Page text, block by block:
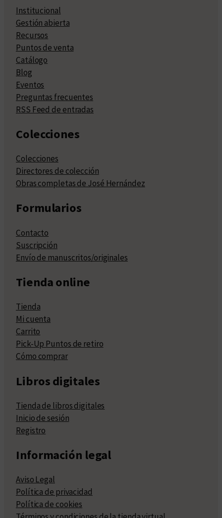
Institucional
Gestión abierta
Recursos
Puntos de venta
Catálogo
Blog
Eventos
Preguntas frecuentes
RSS Feed de entradas
Colecciones
Colecciones
Directores de colección
Obras completas de José Hernández
Formularios
Contacto
Suscripción
Envío de manuscritos/originales
Tienda online
Tienda
Mi cuenta
Carrito
Pick-Up Puntos de retiro
Cómo comprar
Libros digitales
Tienda de libros digitales
Inicio de sesión
Registro
Información legal
Aviso Legal
Política de privacidad
Política de cookies